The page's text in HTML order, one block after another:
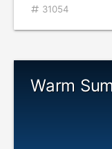
31054
Warm